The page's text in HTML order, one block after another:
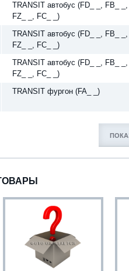
TRANSIT автобус (FD_ _, FB_
FZ_ _, FC_ _)
TRANSIT автобус (FD_ _, FB_
FZ_ _, FC_ _)
TRANSIT автобус (FD_ _, FB_
FZ_ _, FC_ _)
TRANSIT фургон (FA_ _)